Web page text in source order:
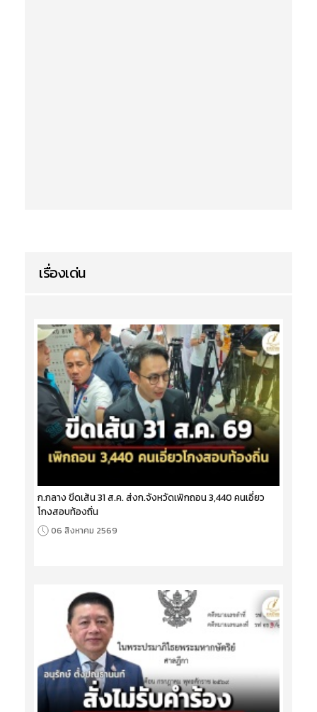
เรื่องเด่น
ก.กลาง ขีดเส้น 31 ส.ค. ส่งก.จังหวัดเพิกถอน 3,440 คนเอี่ยว
โกงสอบท้องถิ่น
06 สิงหาคม 2569